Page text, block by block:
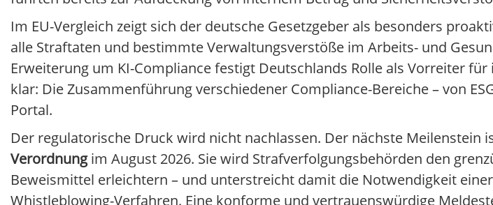
Im EU-Vergleich zeigt sich der deutsche Gesetzgeber als besonders
alle Straftaten und bestimmte Verwaltungsverstöße im Arbeits- und
Erweiterung um KI-Compliance festigt Deutschlands Rolle als Vorreiter
klar: Die Zusammenführung verschiedener Compliance-Bereiche – von
Portal.
Der regulatorische Druck wird nicht nachlassen. Der nächste Meilenstein
Verordnungim August 2026. Sie wird Strafverfolgungsbehörden den
Beweismittel erleichtern – und unterstreicht damit die Notwendigkeit
Whistleblowing-Verfahren. Eine konforme und vertrauenswürdige